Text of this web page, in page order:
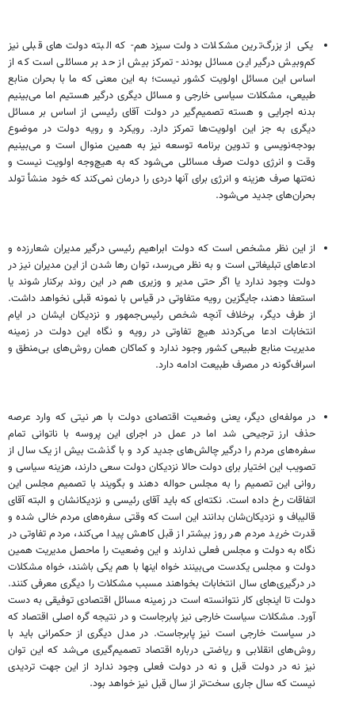
یکی از بزرگ‌ترین مشکلات دولت سیزدهم- که البته دولت‌های قبلی نیز
کم‌وبیش درگیر این مسائل بودند- تمرکز بیش از حد بر مسائلی است که از
اساس این مسائل اولویت کشور نیست؛ به این معنی که ما با بحران منابع
طبیعی، مشکلات سیاسی خارجی و مسائل دیگری درگیر هستیم اما می‌بینیم
بدنه اجرایی و هسته تصمیم‌گیر در دولت آقای رئیسی از اساس بر مسائل
دیگری به جز این اولویت‌ها تمرکز دارد. رویکرد و رویه دولت در موضوع
بودجه‌نویسی و تدوین برنامه توسعه نیز به همین منوال است و می‌بینیم
وقت و انرژی دولت صرف مسائلی می‌شود که به هیچ‌وجه اولویت نیست و
نه‌تنها صرف هزینه و انرژی برای آنها دردی را درمان نمی‌کند که خود منشأ تولد
بحران‌های جدید می‌شود.
از این نظر مشخص است که دولت ابراهیم رئیسی درگیر مدیران شعارزده و
ادعاهای تبلیغاتی است و به نظر می‌رسد، توان رها شدن از این مدیران نیز در
دولت وجود ندارد یا اگر حتی مدیر و وزیری هم در این روند برکنار شوند یا
استعفا دهند، جایگزین رویه متفاوتی در قیاس با نمونه قبلی نخواهد داشت.
از طرف دیگر، برخلاف آنچه شخص رئیس‌جمهور و نزدیکان ایشان در ایام
انتخابات ادعا می‌کردند هیچ تفاوتی در رویه و نگاه این دولت در زمینه
مدیریت منابع طبیعی کشور وجود ندارد و کماکان همان روش‌های بی‌منطق و
اسراف‌گونه در مصرف طبیعت ادامه دارد.
در مولفه‌ای دیگر، یعنی وضعیت اقتصادی دولت با هر نیتی که وارد عرصه
حذف ارز ترجیحی شد اما در عمل در اجرای این پروسه با ناتوانی تمام
سفره‌های مردم را درگیر چالش‌های جدید کرد و با گذشت بیش از یک سال از
تصویب این اختیار برای دولت حالا نزدیکان دولت سعی دارند، هزینه سیاسی و
روانی این تصمیم را به مجلس حواله دهند و بگویند با تصمیم مجلس این
اتفاقات رخ داده است. نکته‌ای که باید آقای رئیسی و نزدیکانشان و البته آقای
قالیباف و نزدیکان‌شان بدانند این است که وقتی سفره‌های مردم خالی شده و
قدرت خرید مردم هر روز بیشتر از قبل کاهش پیدا می‌کند، مردم تفاوتی در
نگاه به دولت و مجلس فعلی ندارند و این وضعیت را ماحصل مدیریت همین
دولت و مجلس یکدست می‌بینند خواه اینها با هم یکی باشند، خواه مشکلات
در درگیری‌های سال انتخابات بخواهند مسبب مشکلات را دیگری معرفی کنند.
دولت تا اینجای کار نتوانسته است در زمینه مسائل اقتصادی توفیقی به دست
آورد. مشکلات سیاست خارجی نیز پابرجاست و در نتیجه گره اصلی اقتصاد که
در سیاست خارجی است نیز پابرجاست. در مدل دیگری از حکمرانی باید با
روش‌های انقلابی و ریاضتی درباره اقتصاد تصمیم‌گیری می‌شد که این توان
نیز نه در دولت قبل و نه در دولت فعلی وجود ندارد از این جهت تردیدی
نیست که سال جاری سخت‌تر از سال قبل نیز خواهد بود.